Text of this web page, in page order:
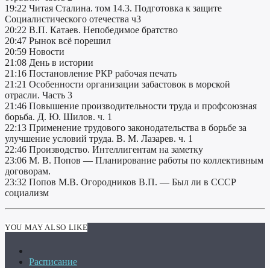
19:22 Читая Сталина. том 14.3. Подготовка к защите
Социалистического отечества ч3
20:22 В.П. Катаев. Непобедимое братство
20:47 Рынок всё порешил
20:59 Новости
21:08 День в истории
21:16 Постановление РКР рабочая печать
21:21 Особенности организации забастовок в морской
отрасли. Часть 3
21:46 Повышение производительности труда и профсоюзная
борьба. Д. Ю. Шилов. ч. 1
22:13 Применение трудового законодательства в борьбе за
улучшение условий труда. В. М. Лазарев. ч. 1
22:46 Производство. Интеллигентам на заметку
23:06 М. В. Попов — Планирование работы по коллективным
договорам.
23:32 Попов М.В. Огородников В.П. — Был ли в СССР
социализм
YOU MAY ALSO LIKE
Расписание